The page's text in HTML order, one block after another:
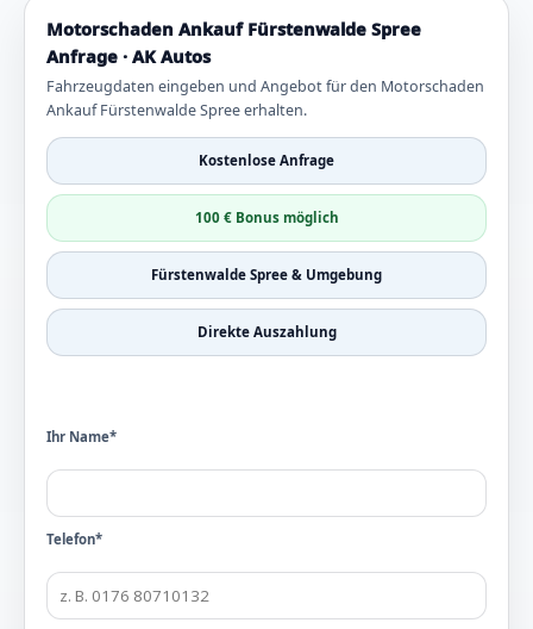
Motorschaden Ankauf Fürstenwalde Spree
Anfrage · AK Autos
Fahrzeugdaten eingeben und Angebot für den Motorschaden
Ankauf Fürstenwalde Spree erhalten.
Kostenlose Anfrage
100 € Bonus möglich
Fürstenwalde Spree & Umgebung
Direkte Auszahlung
Ihr Name*
Telefon*